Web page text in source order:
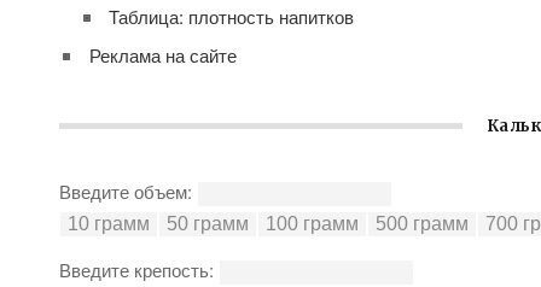
Таблица: плотность напитков
Реклама на сайте
Введите объем:
Введите крепость: